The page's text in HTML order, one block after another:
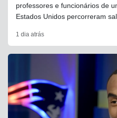
professores e funcionários de
Estados Unidos percorreram
1 dia atrás